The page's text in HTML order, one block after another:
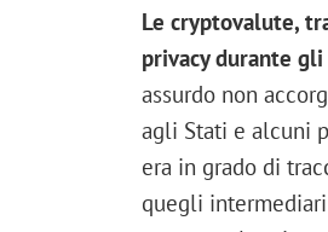
Le cryptovalute,
privacy durante
assurdo non
agli Stati e alcuni
era in grado di
quegli